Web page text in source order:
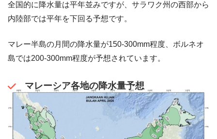
全国的に降水量は平年並みですが、サラワク州の西部から
内陸部では平年を下回る予想です。
マレー半島の月間の降水量が150-300mm程度、ボルネオ
島では200-300mm程度が予想されています。
マレーシア各地の降水量予想